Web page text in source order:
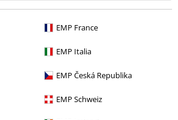
EMP France
EMP Italia
EMP Česká Republika
EMP Schweiz